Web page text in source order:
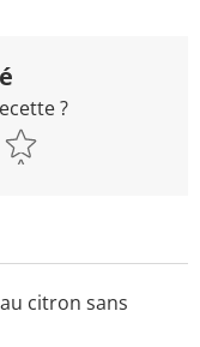
?
citron sans